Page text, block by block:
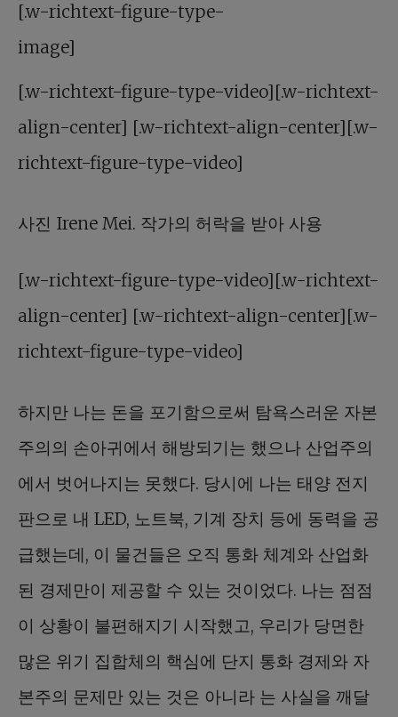
[.w-richtext-figure-type-
image]
[.w-richtext-figure-type-video][.w-richtext-
align-center] [.w-richtext-align-center][.w-
richtext-figure-type-video]
사진 Irene Mei. 작가의 허락을 받아 사용
[.w-richtext-figure-type-video][.w-richtext-
align-center] [.w-richtext-align-center][.w-
richtext-figure-type-video]
하지만 나는 돈을 포기함으로써 탐욕스러운 자본
주의의 손아귀에서 해방되기는 했으나 산업주의
에서 벗어나지는 못했다. 당시에 나는 태양 전지
판으로 내 LED, 노트북, 기계 장치 등에 동력을 공
급했는데, 이 물건들은 오직 통화 체계와 산업화
된 경제만이 제공할 수 있는 것이었다. 나는 점점
이 상황이 불편해지기 시작했고, 우리가 당면한
많은 위기 집합체의 핵심에 단지 통화 경제와 자
본주의 문제만 있는 것은 아니라 는 사실을 깨달